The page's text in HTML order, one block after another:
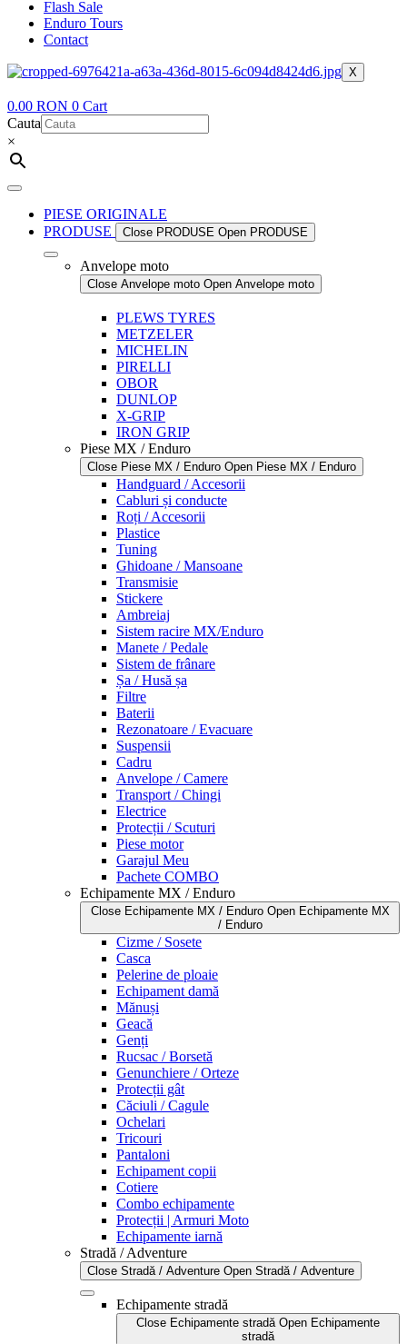
Flash Sale
Enduro Tours
Contact
X
0.00 RON 0 Cart
Cauta
×
PIESE ORIGINALE
PRODUSE
Close PRODUSE Open PRODUSE
Anvelope moto
Close Anvelope moto Open Anvelope moto
PLEWS TYRES
METZELER
MICHELIN
PIRELLI
OBOR
DUNLOP
X-GRIP
IRON GRIP
Piese MX / Enduro
Close Piese MX / Enduro Open Piese MX / Enduro
Handguard / Accesorii
Cabluri și conducte
Roți / Accesorii
Plastice
Tuning
Ghidoane / Mansoane
Transmisie
Stickere
Ambreiaj
Sistem racire MX/Enduro
Manete / Pedale
Sistem de frânare
Șa / Husă șa
Filtre
Baterii
Rezonatoare / Evacuare
Suspensii
Cadru
Anvelope / Camere
Transport / Chingi
Electrice
Protecții / Scuturi
Piese motor
Garajul Meu
Pachete COMBO
Echipamente MX / Enduro
Close Echipamente MX / Enduro Open Echipamente MX
/ Enduro
Cizme / Sosete
Casca
Pelerine de ploaie
Echipament damă
Mănuși
Geacă
Genți
Rucsac / Borsetă
Genunchiere / Orteze
Protecții gât
Căciuli / Cagule
Ochelari
Tricouri
Pantaloni
Echipament copii
Cotiere
Combo echipamente
Protecții | Armuri Moto
Echipamente iarnă
Stradă / Adventure
Close Stradă / Adventure Open Stradă / Adventure
Echipamente stradă
Close Echipamente stradă Open Echipamente
stradă